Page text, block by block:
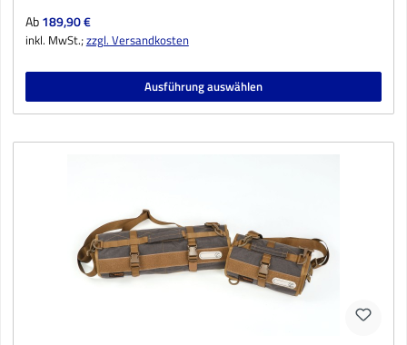
Regulärer Preis:
Ab189,90 €
inkl. MwSt.;zzgl. Versandkosten
Ausführung auswählen